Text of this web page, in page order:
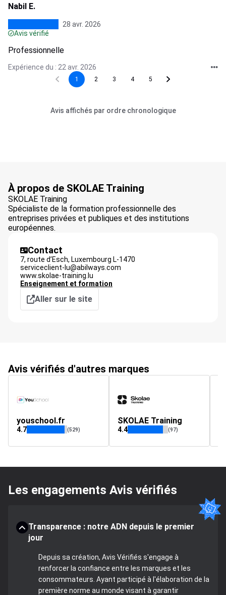
Nabil E.
28 avr. 2026
Avis vérifié
Professionnelle
Expérience du : 22 avr. 2026
1 2 3 4 5
Avis affichés par ordre chronologique
À propos de SKOLAE Training
SKOLAE Training
Spécialiste de la formation professionnelle des
entreprises privées et publiques et des institutions
européennes.
Contact
7, route d’Esch, Luxembourg L-1470
serviceclient-lu@abilways.com
www.skolae-training.lu
Enseignement et formation
Aller sur le site
Avis vérifiés d'autres marques
youschool.fr
4.7 (529)
SKOLAE Training
4.4 (97)
Les engagements Avis vérifiés
Transparence : notre ADN depuis le premier
jour
Depuis sa création, Avis Vérifiés s'engage à
renforcer la confiance entre les marques et les
consommateurs. Ayant participé à l'élaboration de la
première norme au monde visant à garantir